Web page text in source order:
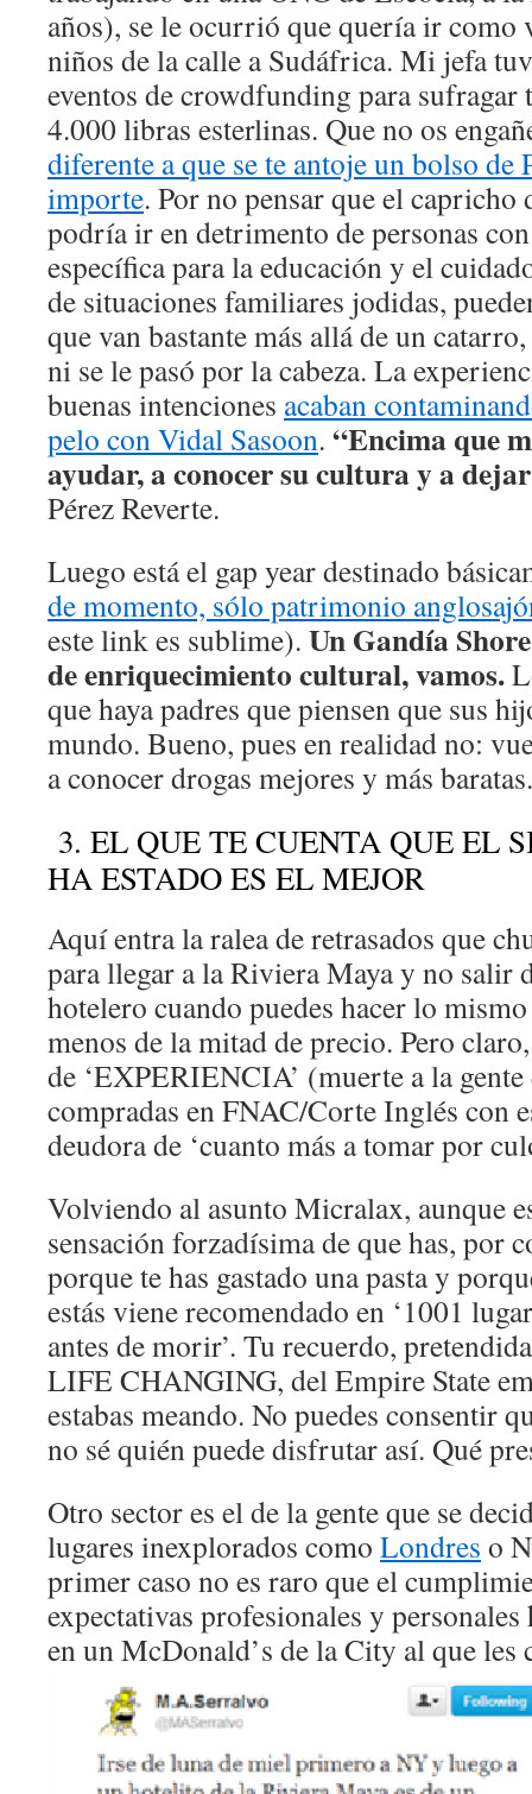
años), se le ocurrió que quería ir como
niños de la calle a Sudáfrica. Mi jefa
eventos de crowdfunding para
4.000 libras esterlinas. Que no os
diferente a que se te antoje un bolso de
importe. Por no pensar que el
podría ir en detrimento de personas
específica para la educación y el
de situaciones familiares jodidas,
que van bastante más allá de un
ni se le pasó por la cabeza. La
buenas intenciones acaban
pelo con Vidal Sasoon. “Encima que
ayudar, a conocer su cultura y a
Pérez Reverte.
Luego está el gap year destinado
de momento, sólo patrimonio
este link es sublime). Un Gandía
de enriquecimiento cultural, vamos.
que haya padres que piensen que sus
mundo. Bueno, pues en realidad no:
a conocer drogas mejores y más baratas.
3. EL QUE TE CUENTA QUE EL
HA ESTADO ES EL MEJOR
Aquí entra la ralea de retrasados que
para llegar a la Riviera Maya y no salir
hotelero cuando puedes hacer lo
menos de la mitad de precio. Pero
de ‘EXPERIENCIA’ (muerte a la gente
compradas en FNAC/Corte Inglés con
deudora de ‘cuanto más a tomar por
Volviendo al asunto Micralax, aunque
sensación forzadísima de que has, por
porque te has gastado una pasta y
estás viene recomendado en ‘1001
antes de morir’. Tu recuerdo,
LIFE CHANGING, del Empire State
estabas meando. No puedes consentir
no sé quién puede disfrutar así. Qué
Otro sector es el de la gente que se
lugares inexplorados como Londres o
primer caso no es raro que el
expectativas profesionales y
en un McDonald’s de la City al que les